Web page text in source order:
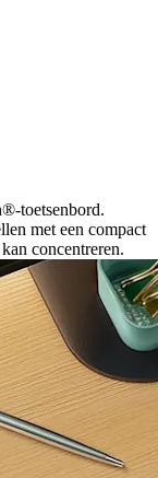
toetsenbord.
met een compact
concentreren.